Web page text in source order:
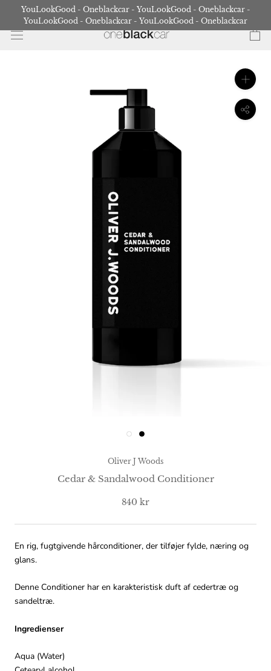
indhold
YouLookGood - Oneblackcar - YouLookGood - Oneblackcar -
YouLookGood - Oneblackcar - YouLookGood - Oneblackcar
Oliver J Woods
Cedar & Sandalwood Conditioner
840 kr
En rig, fugtgivende hårconditioner, der tilføjer fylde, næring og
glans.
Denne Conditioner har en karakteristisk duft af cedertræ og
sandeltræ.
Ingredienser
Aqua (Water)